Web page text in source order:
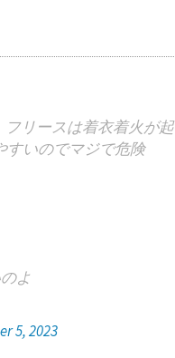
フリースは着衣着火が起
すいのでマジで危険
よ
5, 2023